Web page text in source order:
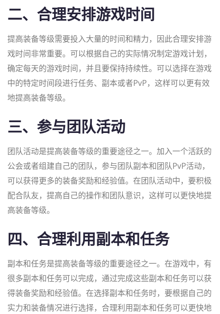
二、合理安排游戏时间
提高装备等级需要投入大量的时间和精力，因此合理安排游
戏时间非常重要。可以根据自己的实际情况制定游戏计划，
确定每天的游戏时间，并且要保持持续性。可以选择在游戏
中的特定时间段进行任务、副本或者PvP，这样可以更有效
地提高装备等级。
三、参与团队活动
团队活动是提高装备等级的重要途径之一。加入一个活跃的
公会或者组建自己的团队，参与团队副本和团队PvP活动，
可以获得更多的装备奖励和经验值。在团队活动中，要积极
配合队友，提高自己的操作和团队意识，这样可以更快地提
高装备等级。
四、合理利用副本和任务
副本和任务是提高装备等级的重要途径之一。在游戏中，有
很多副本和任务可以完成，通过完成这些副本和任务可以获
得装备奖励和经验值。在选择副本和任务时，要根据自己的
实力和装备情况进行选择，合理利用副本和任务可以更快地